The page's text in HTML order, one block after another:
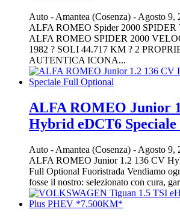
Auto - Amantea (Cosenza) - Agosto 9,
ALFA ROMEO Spider 2000
ALFA ROMEO SPIDER 2000
1982 ? SOLI 44.717 KM ? 2
AUTENTICA ICONA...
ALFA ROMEO Junior
Hybrid eDCT6
Auto - Amantea (Cosenza) - Agosto 9,
ALFA ROMEO Junior 1.2 136 CV
Full Optional Fuoristrada Vendiamo
fosse il nostro: selezionato con cura,